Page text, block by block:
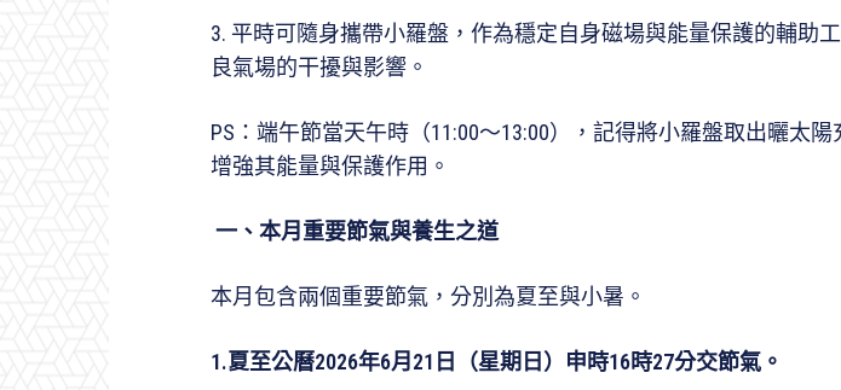
3. 平時可隨身攜帶小羅盤，作為穩定自身磁場與能量保護的輔助
良氣場的干擾與影響。
PS：端午節當天午時（11:00～13:00），記得將小羅盤取出曬太
增強其能量與保護作用。
一、本月重要節氣與養生之道
本月包含兩個重要節氣，分別為夏至與小暑。
1.夏至公曆2026年6月 21 日（星期日）申時16時27分交節氣。